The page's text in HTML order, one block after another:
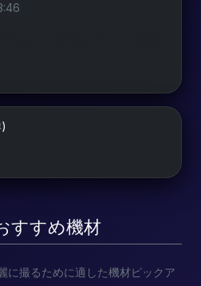
すすめ機材
に撮るために適した機材ピックア